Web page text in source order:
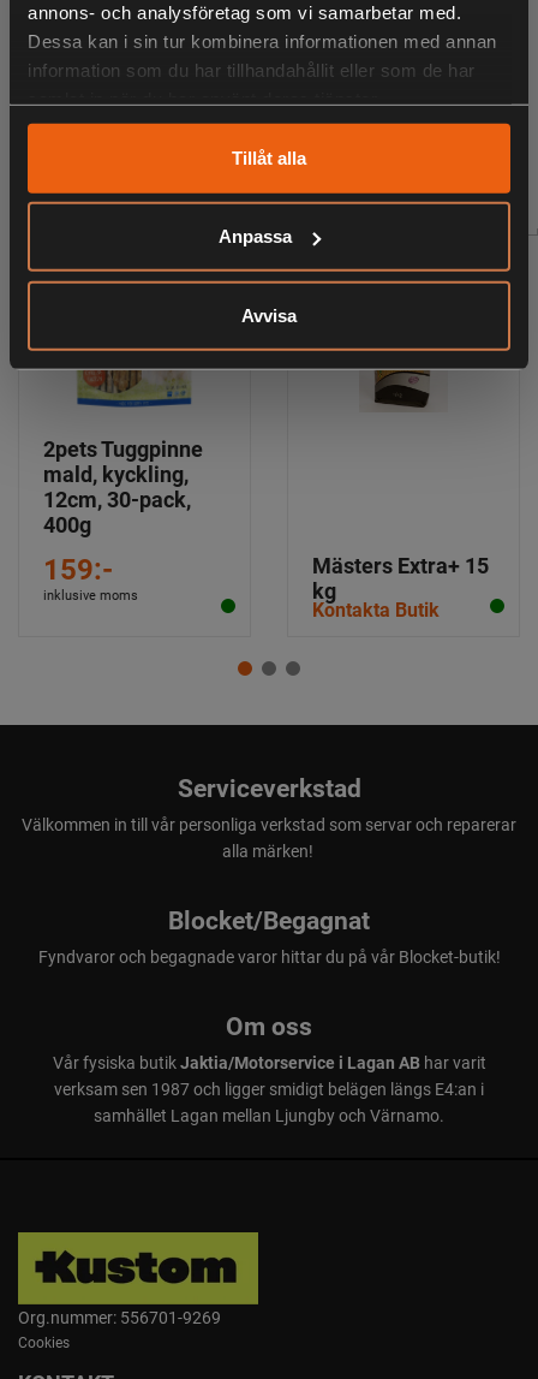
annons- och analysföretag som vi samarbetar med.
Dessa kan i sin tur kombinera informationen med annan
information som du har tillhandahållit eller som de har
Tillåt alla
Anpassa
Avvisa
ris, hydrolyserat vegetabiliskt protein, sockerbetsfiber,
köttbuljong, köttmjöl, fullkornshavre, bryggerijäst, linfrö,
hydrolyserad fiber (Arbocel), blodmjöl, monokalciumfosfat,
äggpulver, Frukt-oligo-sackarid (FOS- Profeed), Lecitin,
Protein: 28% Råfett 18%
ANDRA HAR OCKSÅ TITTAT PÅ
RELATERADE PRODUKTER
2pets Tuggpinne
mald, kyckling,
12cm, 30-pack,
400g
159:-
inklusive moms
Mästers Extra+ 15
kg
Kontakta Butik
Serviceverkstad
Välkommen in till vår personliga verkstad som servar och reparerar
alla märken!
Blocket/Begagnat
Fyndvaror och begagnade varor hittar du på vår Blocket-butik!
Om oss
Vår fysiska butikJaktia/Motorservice i Lagan ABhar varit
verksam sen 1987 och ligger smidigt belägen längs E4:an i
samhället Lagan mellan Ljungby och Värnamo.
Org.nummer: 556701-9269
Cookies